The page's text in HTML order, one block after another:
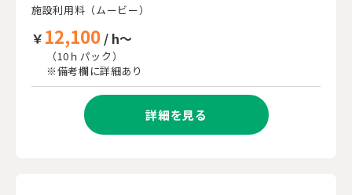
施設利用料（ムービー）
￥ 12,100 / h～
（10ｈパック）
※備考欄に詳細あり
詳細を見る